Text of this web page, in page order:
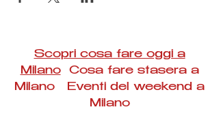
Scopri cosa fare oggi a
MilanoCosa fare stasera a
Milano Eventi del weekend a
Milano